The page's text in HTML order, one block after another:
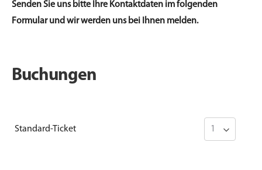
Senden Sie uns bitte Ihre Kontaktdaten im folgenden
Formular und wir werden uns bei Ihnen melden.
Buchungen
Standard-Ticket